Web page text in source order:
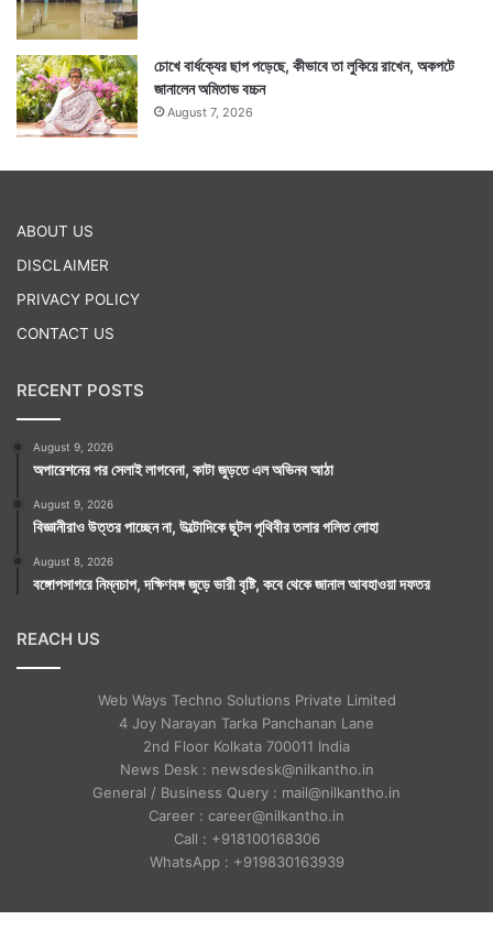
চোখে বার্ধক্যের ছাপ পড়েছে, কীভাবে তা লুকিয়ে রাখেন, অকপটে
জানালেন অমিতাভ বচ্চন
August 7, 2026
ABOUT US
DISCLAIMER
PRIVACY POLICY
CONTACT US
RECENT POSTS
August 9, 2026
অপারেশনের পর সেলাই লাগবেনা, কাটা জুড়তে এল অভিনব আঠা
August 9, 2026
বিজ্ঞানীরাও উত্তর পাচ্ছেন না, উল্টোদিকে ছুটল পৃথিবীর তলার গলিত লোহা
August 8, 2026
বঙ্গোপসাগরে নিম্নচাপ, দক্ষিণবঙ্গ জুড়ে ভারী বৃষ্টি, কবে থেকে জানাল আবহাওয়া দফতর
REACH US
Web Ways Techno Solutions Private Limited
4 Joy Narayan Tarka Panchanan Lane
2nd Floor Kolkata 700011 India
News Desk : newsdesk@nilkantho.in
General / Business Query : mail@nilkantho.in
Career : career@nilkantho.in
Call : +918100168306
WhatsApp : +919830163939